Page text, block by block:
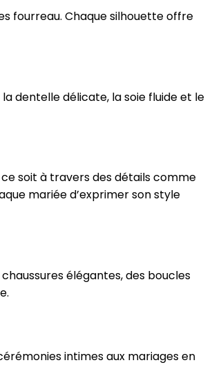
fourreau. Chaque silhouette offre
dentelle délicate, la soie fluide et le
soit à travers des détails comme
mariée d’exprimer son style
élégantes, des boucles
intimes aux mariages en